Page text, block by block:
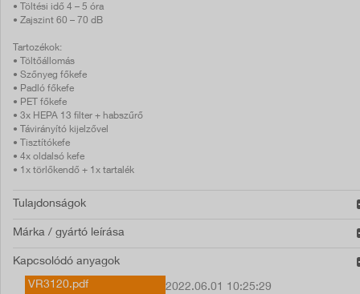
• Töltési idő 4 – 5 óra
• Zajszint 60 – 70 dB
Tartozékok:
• Töltőállomás
• Szőnyeg főkefe
• Padló főkefe
• PET főkefe
• 3x HEPA 13 filter + habszűrő
• Távirányító kijelzővel
• Tisztítókefe
• 4x oldalsó kefe
• 1x törlőkendő + 1x tartalék
Tulajdonságok
Márka / gyártó leírása
Kapcsolódó anyagok
VR3120.pdf 2022.06.01 10:25:29